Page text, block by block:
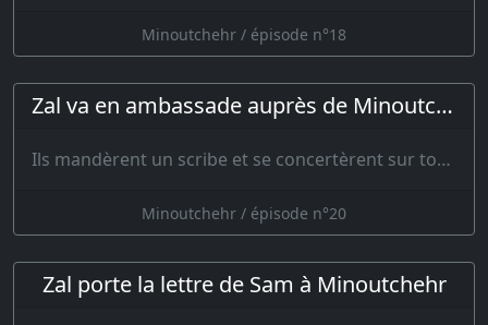
Minoutchehr / épisode n°18
Zal va en ambassade auprès de Minoutchehr
Ils mandèrent un scribe et se concertèrent sur toutes choses. La lettre comme…
Minoutchehr / épisode n°20
Zal porte la lettre de Sam à Minoutchehr